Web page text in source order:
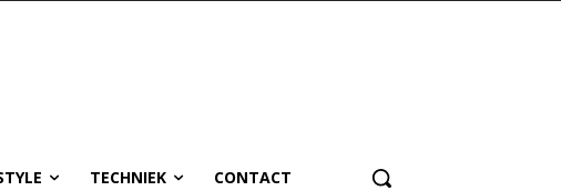
TECHNIEK CONTACT